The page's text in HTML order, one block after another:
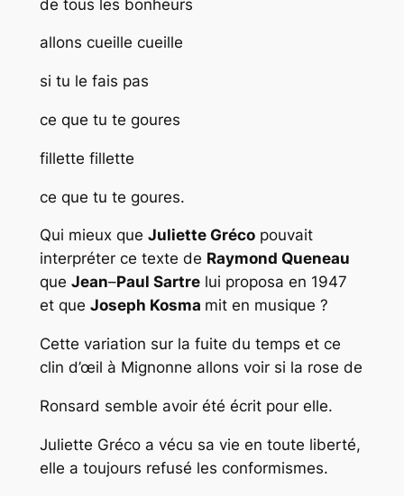
de tous les bonheurs
allons cueille cueille
si tu le fais pas
ce que tu te goures
fillette fillette
ce que tu te goures.
Qui mieux que Juliette Grécopouvait
interpréter ce texte de Raymond Queneau
que Jean–Paul Sartrelui proposa en 1947
et que Joseph Kosma mit en musique ?
Cette variation sur la fuite du temps et ce
clin d’œil à Mignonne allons voir si la rose de
Ronsard semble avoir été écrit pour elle.
Juliette Gréco a vécu sa vie en toute liberté,
elle a toujours refusé les conformismes.